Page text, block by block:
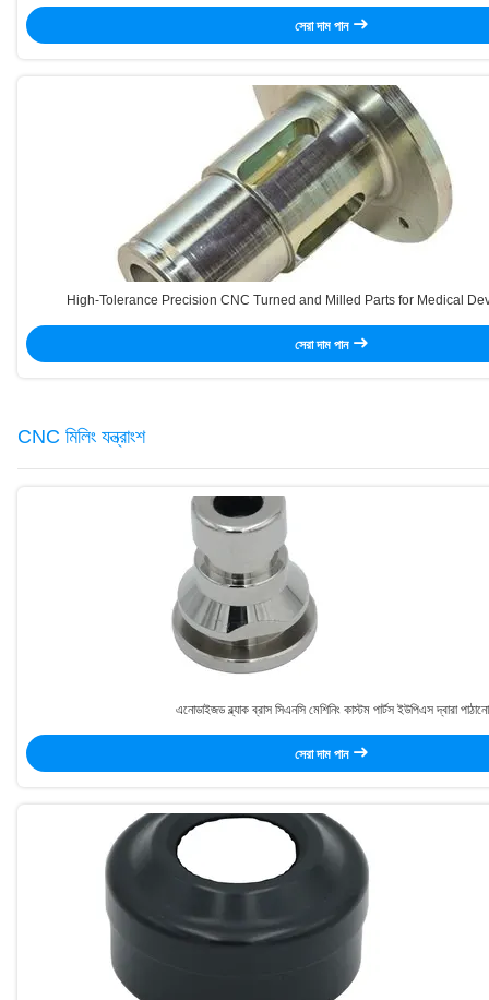
সেরা দাম পান
High-Tolerance Precision CNC Turned and Milled Parts for Medical
সেরা দাম পান
CNC মিলিং যন্ত্রাংশ
এনোডাইজড ব্ল্যাক ব্রাস সিএনসি মেশিনিং কাস্টম পার্টস ইউপিএস দ্বারা পাঠানো
সেরা দাম পান